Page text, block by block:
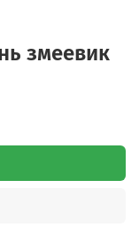
змеевик